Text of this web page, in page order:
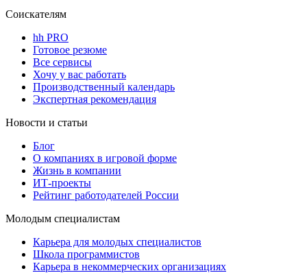
Соискателям
hh PRO
Готовое резюме
Все сервисы
Хочу у вас работать
Производственный календарь
Экспертная рекомендация
Новости и статьи
Блог
О компаниях в игровой форме
Жизнь в компании
ИТ-проекты
Рейтинг работодателей России
Молодым специалистам
Карьера для молодых специалистов
Школа программистов
Карьера в некоммерческих организациях